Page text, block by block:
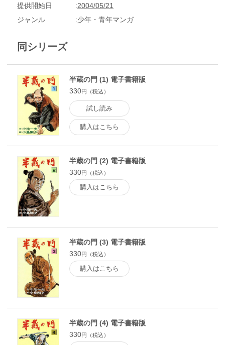
提供開始日
2004/05/21
ジャンル
少年・青年マンガ
同シリーズ
半蔵の門 (1) 電子書籍版
330円（税込）
試し読み
購入はこちら
半蔵の門 (2) 電子書籍版
330円（税込）
購入はこちら
半蔵の門 (3) 電子書籍版
330円（税込）
購入はこちら
半蔵の門 (4) 電子書籍版
330円（税込）